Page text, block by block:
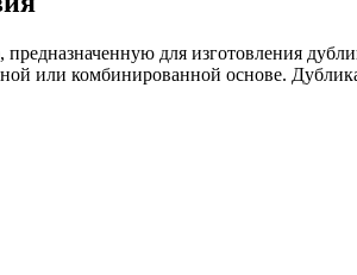
для изготовления
или комбинированной основе.